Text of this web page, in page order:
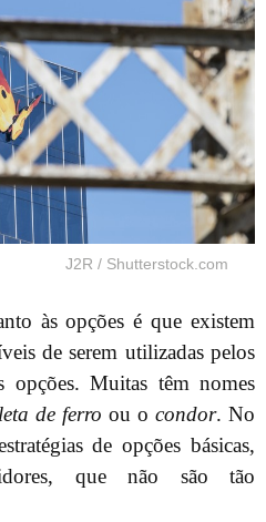
J2R / Shutterstock.com
às opções é que existem
de serem utilizadas pelos
opções. Muitas têm nomes
de ferro ou o condor. No
de opções básicas,
que não são tão